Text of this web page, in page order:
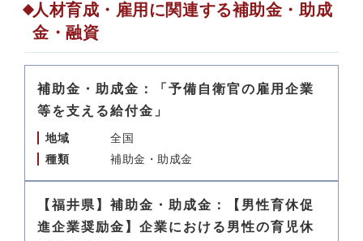
人材育成・雇用に関連する補助金・助成
金・融資
補助金・助成金：「予備自衛官の雇用企業
等を支える給付金」
地域
全国
種類
補助金・助成金
【福井県】補助金・助成金：【男性育休促
進企業奨励金】企業における男性の育児休